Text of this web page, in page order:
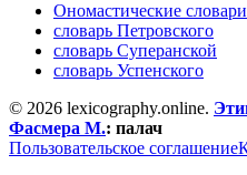
Ономастические словари
словарь Петровского
словарь Суперанской
словарь Успенского
© 2026 lexicography.online.
Фасмера М.: палач
Пользовательское соглашение